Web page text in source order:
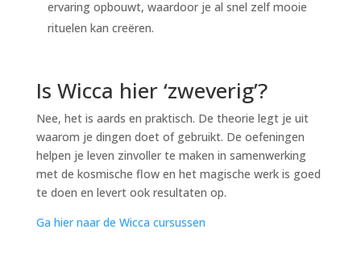
ervaring opbouwt, waardoor je al snel zelf mooie
rituelen kan creëren.
Is Wicca hier ‘zweverig’?
Nee, het is aards en praktisch. De theorie legt je uit
waarom je dingen doet of gebruikt. De oefeningen
helpen je leven zinvoller te maken in samenwerking
met de kosmische flow en het magische werk is goed
te doen en levert ook resultaten op.
Ga hier naar de Wicca cursussen